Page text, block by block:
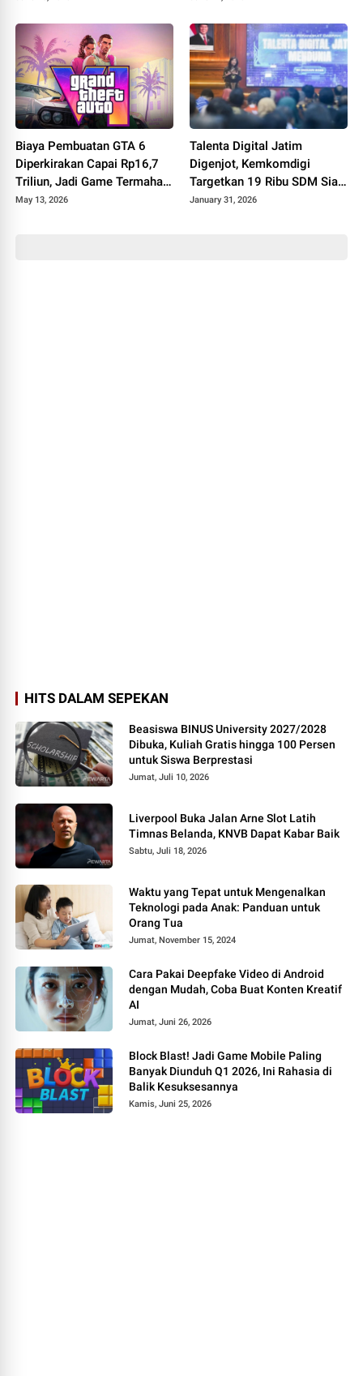
Biaya Pembuatan GTA 6
Diperkirakan Capai Rp16,7
Triliun, Jadi Game Termahal
Sepanjang Sejarah?
May 13, 2026
Talenta Digital Jatim
Digenjot, Kemkomdigi
Targetkan 19 Ribu SDM Siap
Digital di 2026
January 31, 2026
HITS DALAM SEPEKAN
Beasiswa BINUS University 2027/2028
Dibuka, Kuliah Gratis hingga 100 Persen
untuk Siswa Berprestasi
Jumat, Juli 10, 2026
Liverpool Buka Jalan Arne Slot Latih
Timnas Belanda, KNVB Dapat Kabar Baik
Sabtu, Juli 18, 2026
Waktu yang Tepat untuk Mengenalkan
Teknologi pada Anak: Panduan untuk
Orang Tua
Jumat, November 15, 2024
Cara Pakai Deepfake Video di Android
dengan Mudah, Coba Buat Konten Kreatif
AI
Jumat, Juni 26, 2026
Block Blast! Jadi Game Mobile Paling
Banyak Diunduh Q1 2026, Ini Rahasia di
Balik Kesuksesannya
Kamis, Juni 25, 2026